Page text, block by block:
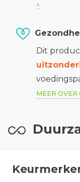
Dit
MEER